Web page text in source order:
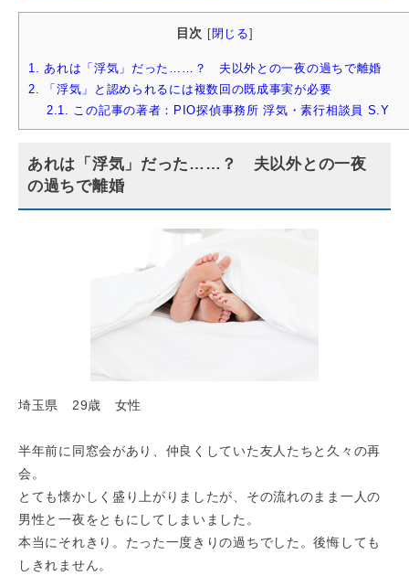
目次 閉じる
1.
あれは「浮気」だった……？ 夫以外との一夜の過ちで離婚
2.
「浮気」と認められるには複数回の既成事実が必要
2.1.
この記事の著者：PIO探偵事務所 浮気・素行相談員 S.Y
あれは「浮気」だった……？ 夫以外との一夜
の過ちで離婚
埼玉県 29歳 女性
半年前に同窓会があり、仲良くしていた友人たちと久々の再
会。
とても懐かしく盛り上がりましたが、その流れのまま一人の
男性と一夜をともにしてしまいました。
本当にそれきり。たった一度きりの過ちでした。後悔しても
しきれません。